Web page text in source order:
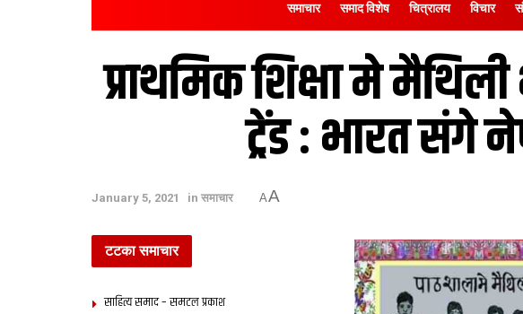
समाचार समाद विशेष चित्रालय विचार
प्राथमिक शि‍क्षा मे
ट्रेंड : भारत संगे
January 5, 2021 in समाचार AA
टटका समाचार
साहित्य समाद – समटल प्रकाश